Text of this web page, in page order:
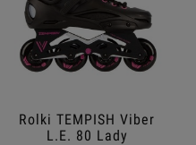
Rolki TEMPISH Viber
L.E. 80 Lady